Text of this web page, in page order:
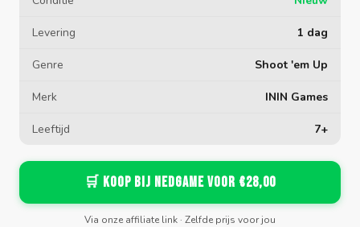
Levering 1 dag
Genre Shoot 'em Up
Merk ININ Games
Leeftijd 7+
🛒 Koop bij Nedgame voor €28,00
Via onze affiliate link · Zelfde prijs voor jou